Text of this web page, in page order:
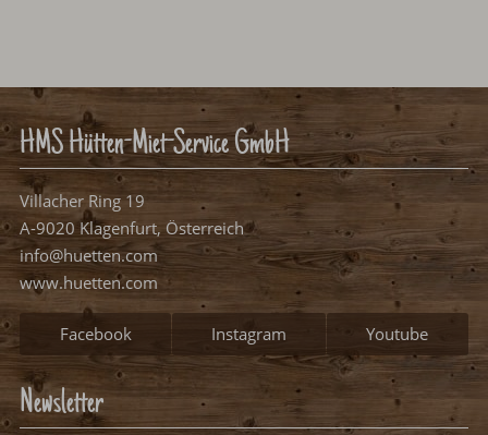
Villacher Ring 19
A-9020 Klagenfurt, Österreich
info@huetten.com
www.huetten.com
Facebook Instagram Youtube
Newsletter
Seien Sie Immer top-informiert über neue Aktionen und
günstige Hütten-Angebote! Abonnieren Sie einfach den
huetten.com Newsletter!